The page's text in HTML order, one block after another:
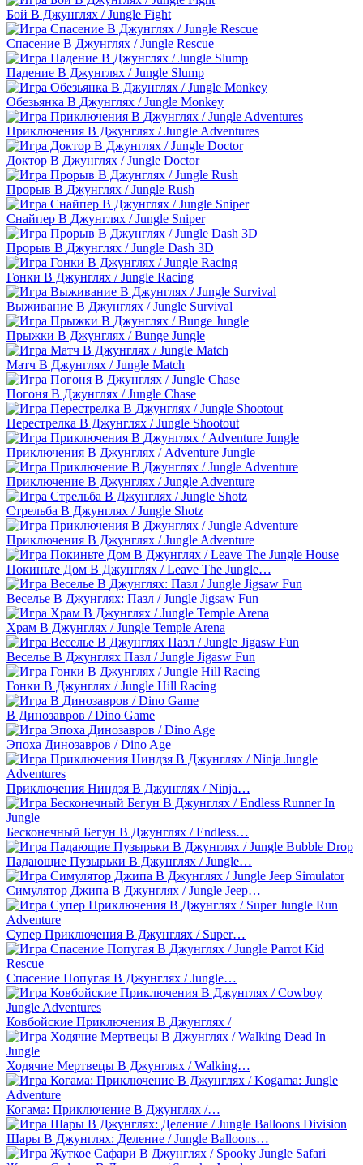
Бой В Джунглях / Jungle Fight
Спасение В Джунглях / Jungle Rescue
Падение В Джунглях / Jungle Slump
Обезьянка В Джунглях / Jungle Monkey
Приключения В Джунглях / Jungle Adventures
Доктор В Джунглях / Jungle Doctor
Прорыв В Джунглях / Jungle Rush
Снайпер В Джунглях / Jungle Sniper
Прорыв В Джунглях / Jungle Dash 3D
Гонки В Джунглях / Jungle Racing
Выживание В Джунглях / Jungle Survival
Прыжки В Джунглях / Bunge Jungle
Матч В Джунглях / Jungle Match
Погоня В Джунглях / Jungle Chase
Перестрелка В Джунглях / Jungle Shootout
Приключения В Джунглях / Adventure Jungle
Приключение В Джунглях / Jungle Adventure
Стрельба В Джунглях / Jungle Shotz
Приключения В Джунглях / Jungle Adventure
Покиньте Дом В Джунглях / Leave The Jungle…
Веселье В Джунглях: Пазл / Jungle Jigsaw Fun
Храм В Джунглях / Jungle Temple Arena
Веселье В Джунглях Пазл / Jungle Jigasw Fun
Гонки В Джунглях / Jungle Hill Racing
В Динозавров / Dino Game
Эпоха Динозавров / Dino Age
Приключения Ниндзя В Джунглях / Ninja…
Бесконечный Бегун В Джунглях / Endless…
Падающие Пузырьки В Джунглях / Jungle…
Симулятор Джипа В Джунглях / Jungle Jeep…
Супер Приключения В Джунглях / Super…
Спасение Попугая В Джунглях / Jungle…
Ковбойские Приключения В Джунглях /
Ходячие Мертвецы В Джунглях / Walking…
Когама: Приключение В Джунглях /…
Шары В Джунглях: Деление / Jungle Balloons…